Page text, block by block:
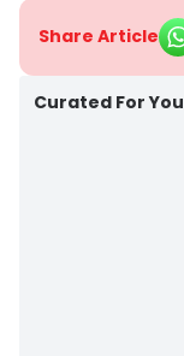
Share Article
Curated For You